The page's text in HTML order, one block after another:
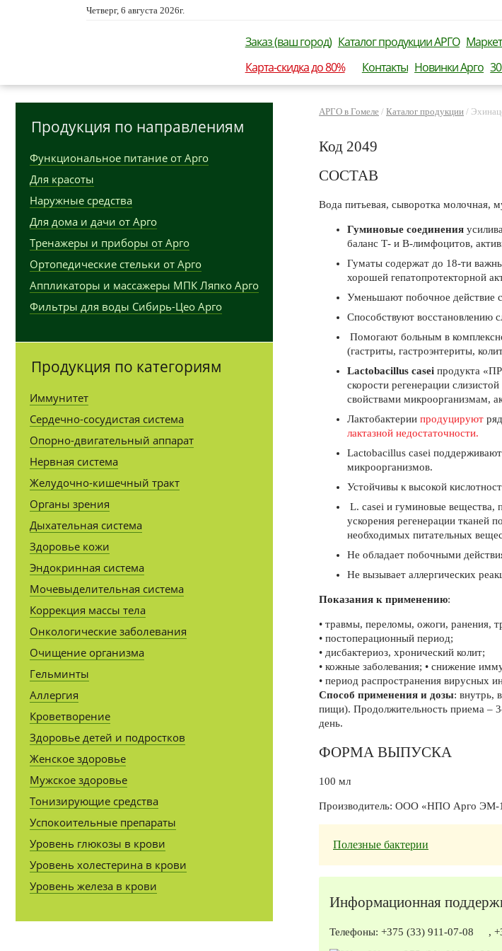
Четверг, 6 августа 2026г.
Заказ (ваш город) Каталог продукции АРГО
Карта-скидка до 80%
Контакты Новинки Арго
АРГО в Гомеле / Каталог продукции /
Код 2049
СОСТАВ
Вода питьевая, сыворотка молочная,
Гуминовые соединения
баланс Т- и В-лимфоцитов,
Гуматы содержат до 18-ти
хорошей гепатопротекторной
Уменьшают побочное действие
Способствуют восстановлению
Помогают больным в
(гастриты, гастроэнтериты,
Lactobacillus casei продукта
скорости регенерации
свойствами микроорганизмам,
Лактобактерии продуцируют
лактазной недостаточности.
Lactobacillus casei
микроорганизмов.
Устойчивы к высокой
L. casei и гуминовые вещества,
ускорения регенерации тканей
необходимых питательных
Не обладает побочными
Не вызывает аллергических
Показания к применению:
• травмы, переломы, ожоги, ранения,
• постоперационный период;
• дисбактериоз, хронический колит;
• кожные заболевания; • снижение
• период распространения вирусных
Способ применения и дозы: внутрь,
пищи). Продолжительность приема –
день.
ФОРМА ВЫПУСКА
100 мл
Производитель: ООО «НПО Арго ЭМ-
Полезные бактерии
Информационная
Телефоны: +375 (33) 911-07-08 ,
Продукция по направлениям
Функциональное питание от Арго
Для красоты
Наружные средства
Для дома и дачи от Арго
Тренажеры и приборы от Арго
Ортопедические стельки от Арго
Аппликаторы и массажеры МПК Ляпко Арго
Фильтры для воды Сибирь-Цео Арго
Продукция по категориям
Иммунитет
Сердечно-сосудистая система
Опорно-двигательный аппарат
Нервная система
Желудочно-кишечный тракт
Органы зрения
Дыхательная система
Здоровье кожи
Эндокринная система
Мочевыделительная система
Коррекция массы тела
Онкологические заболевания
Очищение организма
Гельминты
Аллергия
Кроветворение
Здоровье детей и подростков
Женское здоровье
Мужское здоровье
Тонизирующие средства
Успокоительные препараты
Уровень глюкозы в крови
Уровень холестерина в крови
Уровень железа в крови